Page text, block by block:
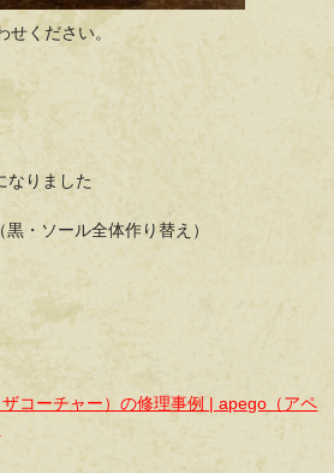
せください。
なりました
黒・ソール全体作り替え）
コーチャー）の修理事例 | apego（アペ